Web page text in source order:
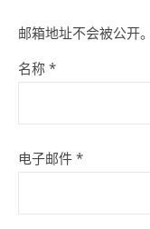
邮箱地址不会被公开。
名称 *
电子邮件 *